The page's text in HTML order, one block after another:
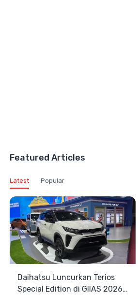
Featured Articles
Latest Popular
Daihatsu Luncurkan Terios
Special Edition di GIIAS 2026,